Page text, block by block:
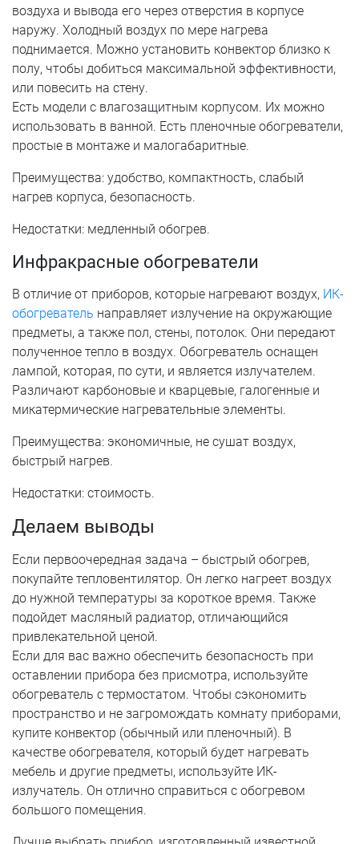
воздуха и вывода его через отверстия в корпусе
наружу. Холодный воздух по мере нагрева
поднимается. Можно установить конвектор близко к
полу, чтобы добиться максимальной эффективности,
или повесить на стену.
Есть модели с влагозащитным корпусом. Их можно
использовать в ванной. Есть пленочные обогреватели,
простые в монтаже и малогабаритные.
Преимущества: удобство, компактность, слабый
нагрев корпуса, безопасность.
Недостатки: медленный обогрев.
Инфракрасные обогреватели
В отличие от приборов, которые нагревают воздух, ИК-
обогреватель направляет излучение на окружающие
предметы, а также пол, стены, потолок. Они передают
полученное тепло в воздух. Обогреватель оснащен
лампой, которая, по сути, и является излучателем.
Различают карбоновые и кварцевые, галогенные и
микатермические нагревательные элементы.
Преимущества: экономичные, не сушат воздух,
быстрый нагрев.
Недостатки: стоимость.
Делаем выводы
Если первоочередная задача – быстрый обогрев,
покупайте тепловентилятор. Он легко нагреет воздух
до нужной температуры за короткое время. Также
подойдет масляный радиатор, отличающийся
привлекательной ценой.
Если для вас важно обеспечить безопасность при
оставлении прибора без присмотра, используйте
обогреватель с термостатом. Чтобы сэкономить
пространство и не загромождать комнату приборами,
купите конвектор (обычный или пленочный). В
качестве обогревателя, который будет нагревать
мебель и другие предметы, используйте ИК-
излучатель. Он отлично справиться с обогревом
большого помещения.